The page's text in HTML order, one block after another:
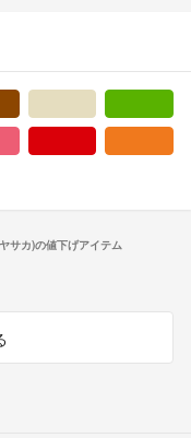
サカ)の値下げアイテム